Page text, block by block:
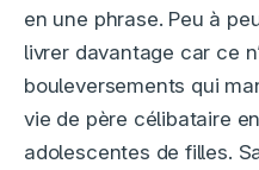
en une phrase. Peu à
livrer davantage car ce
bouleversements qui
vie de père célibataire
adolescentes de filles.